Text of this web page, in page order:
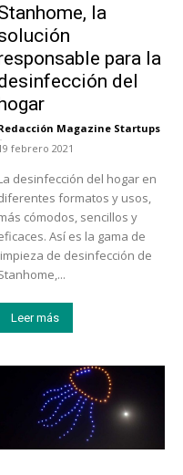
la
para la
del
Magazine Startups
-
febrero 2021
desinfección del hogar en
formatos y usos,
cómodos, sencillos y
Así es la gama de
de desinfección de
Leer más